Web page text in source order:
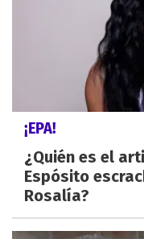
¡EPA!
¿Quién es el
Espósito
Rosalía?